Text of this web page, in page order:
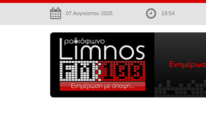
07 Αυγούστου 2026 19:54